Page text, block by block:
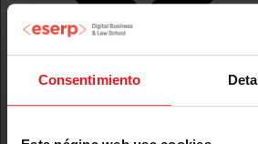
Consentimiento